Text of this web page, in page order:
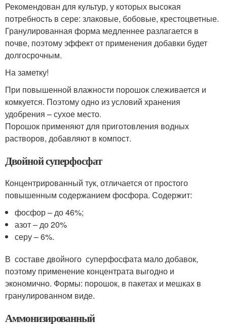
Рекомендован для культур, у которых высокая
потребность в сере: злаковые, бобовые, крестоцветные.
Гранулированная форма медленнее разлагается в
почве, поэтому эффект от применения добавки будет
долгосрочным.
На заметку!
При повышенной влажности порошок слеживается и
комкуется. Поэтому одно из условий хранения
удобрения – сухое место.
Порошок применяют для приготовления водных
растворов, добавляют в компост.
Двойной суперфосфат
Концентрированный тук, отличается от простого
повышенным содержанием фосфора. Содержит:
фосфор – до 46%;
азот – до 20%
серу – 6%.
В составе двойного суперфосфата мало добавок,
поэтому применение концентрата выгодно и
экономично. Формы: порошок, в пакетах и мешках в
гранулированном виде.
Аммонизированный